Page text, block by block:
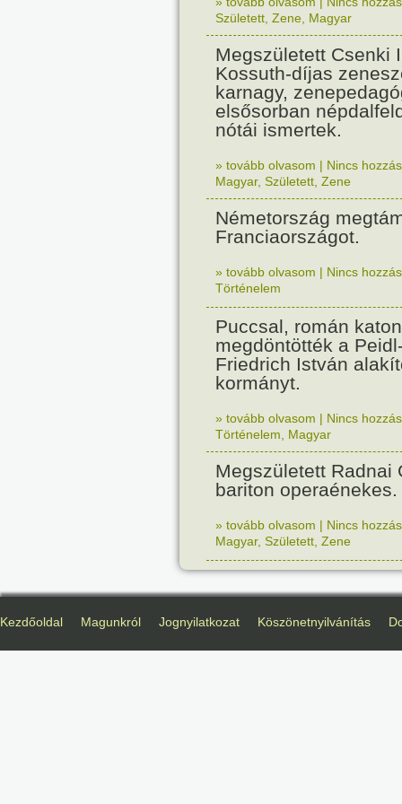
Született Zene Magyar
Megszületett Csenki
Kossuth-díjas
karnagy,
elsősorban
nótái ismertek.
» tovább olvasom | Nincs
Magyar, Született Zene
Németország
Franciaországot.
» tovább olvasom | Nincs
Történelem
Puccsal, román
megdöntötték a
Friedrich István
kormányt.
» tovább olvasom | Nincs
Történelem
Magyar
Megszületett Radnai
bariton operaénekes.
» tovább olvasom | Nincs
Magyar, Született Zene
Kezdőoldal Magunkról Jognyilatkozat Köszönetnyilvánítás